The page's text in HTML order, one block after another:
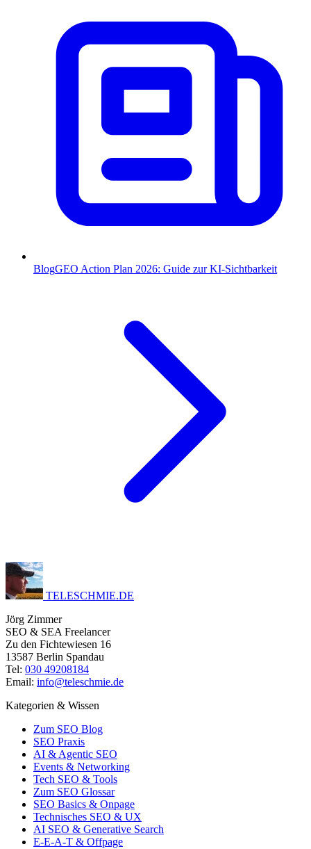
BlogGEO Action Plan 2026: Guide zur KI-Sichtbarkeit
TELESCHMIE.DE
Jörg Zimmer
SEO & SEA Freelancer
Zu den Fichtewiesen 16
13587 Berlin Spandau
Tel: 030 49208184
Email: info@teleschmie.de
Kategorien & Wissen
Zum SEO Blog
SEO Praxis
AI & Agentic SEO
Events & Networking
Tech SEO & Tools
Zum SEO Glossar
SEO Basics & Onpage
Technisches SEO & UX
AI SEO & Generative Search
E-E-A-T & Offpage